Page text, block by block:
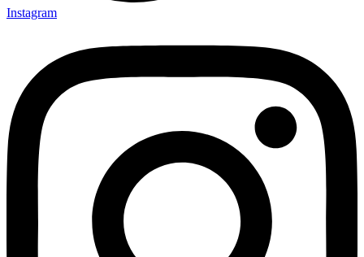
Instagram